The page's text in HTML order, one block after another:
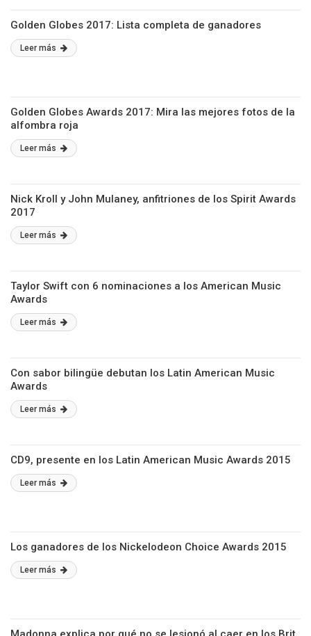
Golden Globes 2017: Lista completa de ganadores
Leer más
Golden Globes Awards 2017: Mira las mejores fotos de la
alfombra roja
Leer más
Nick Kroll y John Mulaney, anfitriones de los Spirit Awards
2017
Leer más
Taylor Swift con 6 nominaciones a los American Music
Awards
Leer más
Con sabor bilingüe debutan los Latin American Music
Awards
Leer más
CD9, presente en los Latin American Music Awards 2015
Leer más
Los ganadores de los Nickelodeon Choice Awards 2015
Leer más